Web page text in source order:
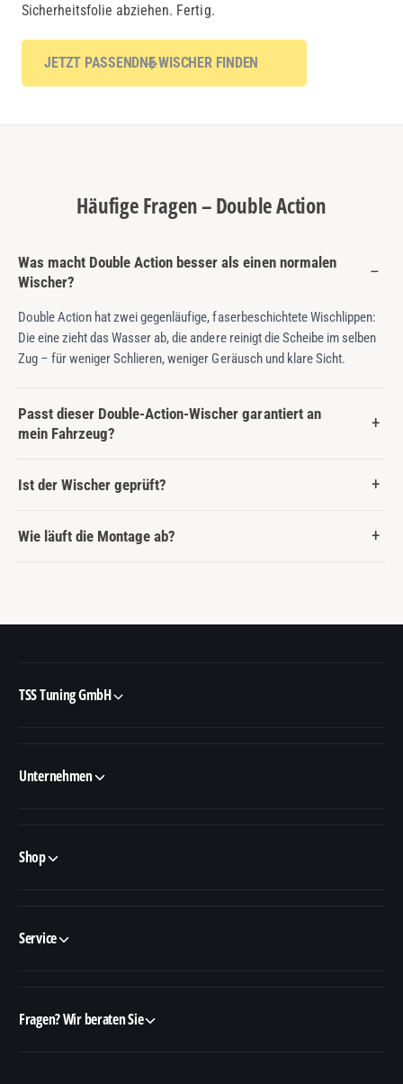
Sicherheitsfolie abziehen. Fertig.
JETZT PASSENDNE WISCHER FINDEN
Häufige Fragen – Double Action
Was macht Double Action besser als einen normalen
Wischer?
Double Action hat zwei gegenläufige, faserbeschichtete Wischlippen:
Die eine zieht das Wasser ab, die andere reinigt die Scheibe im selben
Zug – für weniger Schlieren, weniger Geräusch und klare Sicht.
Passt dieser Double-Action-Wischer garantiert an
mein Fahrzeug?
Ist der Wischer geprüft?
Wie läuft die Montage ab?
TSS Tuning GmbH
Unternehmen
Shop
Service
Fragen? Wir beraten Sie